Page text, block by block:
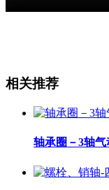
相关推荐
轴承圈－3轴